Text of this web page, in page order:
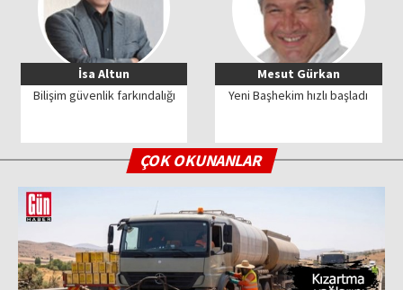
İsa Altun
Bilişim güvenlik farkındalığı
Mesut Gürkan
Yeni Başhekim hızlı başladı
ÇOK OKUNANLAR